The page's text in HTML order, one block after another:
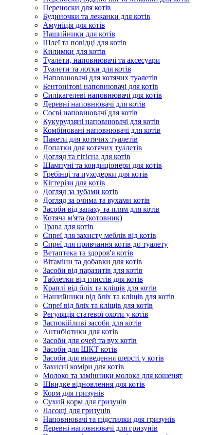
Переноски для котів
Будиночки та лежанки для котів
Амуніція для котів
Нашийники для котів
Шлеї та повідці для котів
Килимки для котів
Туалети, наповнювачі та аксесуари
Туалети та лотки для котів
Наповнювачі для котячих туалетів
Бентонітові наповнювачі для котів
Силікагелеві наповнювачі для котів
Деревні наповнювачі для котів
Соєві наповнювачі для котів
Кукурудзяні наповнювачі для котів
Комбіновані наповнювачі для котів
Пакети для котячих туалетів
Лопатки для котячих туалетів
Догляд та гігієна для котів
Шампуні та кондиціонери для котів
Гребінці та пуходерки для котів
Кігтерізи для котів
Догляд за зубами котів
Догляд за очима та вухами котів
Засоби від запаху та плям для котів
Котяча м'ята (котовник)
Трава для котів
Спреї для захисту меблів від котів
Спреї для привчання котів до туалету
Ветаптека та здоров'я котів
Вітаміни та добавки для котів
Засоби від паразитів для котів
Таблетки від глистів для котів
Краплі від бліх та кліщів для котів
Нашийники від бліх та кліщів для котів
Спреї від бліх та кліщів для котів
Регуляція статевої охоти у котів
Заспокійливі засоби для котів
Антибіотики для котів
Засоби для очей та вух котів
Засоби для ШКТ котів
Засоби для виведення шерсті у котів
Захисні коміри для котів
Молоко та замінники молока для кошенят
Швидке відновлення для котів
Корм для гризунів
Сухий корм для гризунів
Ласощі для гризунів
Наповнювачі та підстилки для гризунів
Деревні наповнювачі для гризунів